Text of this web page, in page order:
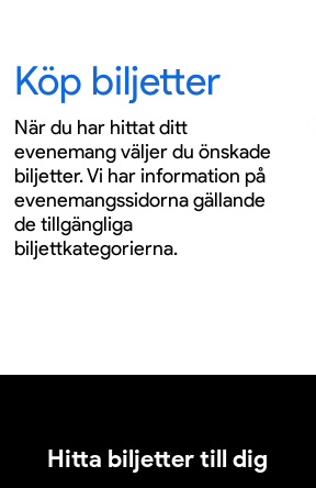
Köp biljetter
När du har hittat ditt
evenemang väljer du önskade
biljetter. Vi har information på
evenemangssidorna gällande
de tillgängliga
biljettkategorierna.
Hitta biljetter till dig